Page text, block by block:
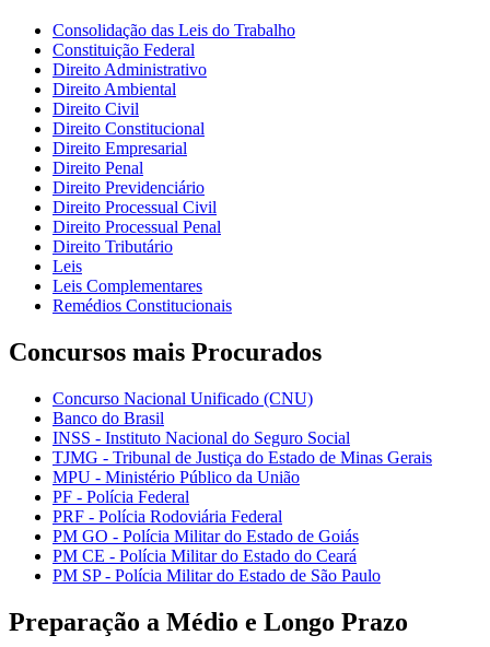
Consolidação das Leis do Trabalho
Constituição Federal
Direito Administrativo
Direito Ambiental
Direito Civil
Direito Constitucional
Direito Empresarial
Direito Penal
Direito Previdenciário
Direito Processual Civil
Direito Processual Penal
Direito Tributário
Leis
Leis Complementares
Remédios Constitucionais
Concursos mais Procurados
Concurso Nacional Unificado (CNU)
Banco do Brasil
INSS - Instituto Nacional do Seguro Social
TJMG - Tribunal de Justiça do Estado de Minas Gerais
MPU - Ministério Público da União
PF - Polícia Federal
PRF - Polícia Rodoviária Federal
PM GO - Polícia Militar do Estado de Goiás
PM CE - Polícia Militar do Estado do Ceará
PM SP - Polícia Militar do Estado de São Paulo
Preparação a Médio e Longo Prazo